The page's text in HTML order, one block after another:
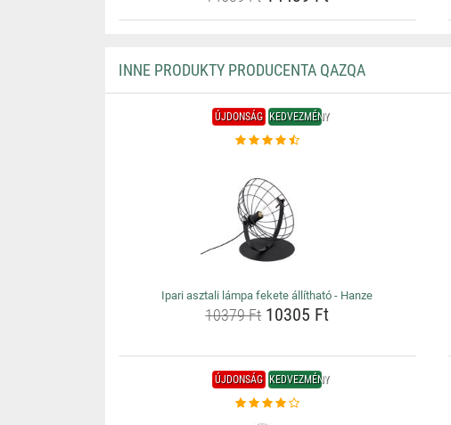
INNE PRODUKTY PRODUCENTA QAZQA
ÚJDONSÁG KEDVEZMÉNY
Ipari asztali lámpa fekete állítható - Hanze
10379 Ft10305 Ft
ÚJDONSÁG KEDVEZMÉNY